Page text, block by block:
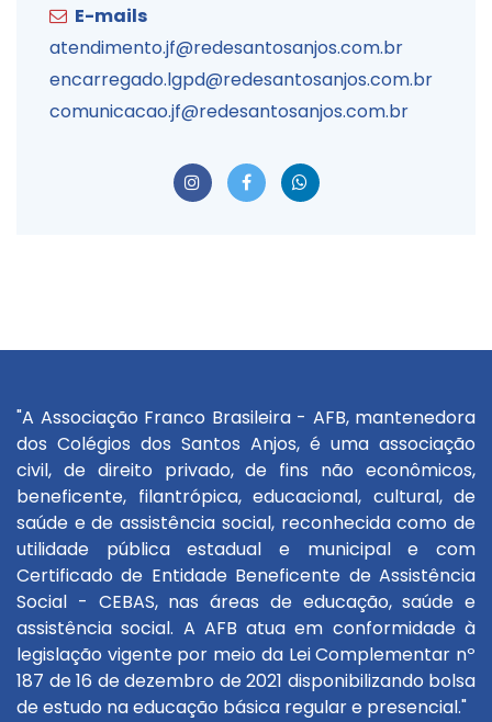
E-mails
atendimento.jf@redesantosanjos.com.br
encarregado.lgpd@redesantosanjos.com.br
comunicacao.jf@redesantosanjos.com.br
"A Associação Franco Brasileira - AFB, mantenedora
dos Colégios dos Santos Anjos, é uma associação
civil, de direito privado, de fins não econômicos,
beneficente, filantrópica, educacional, cultural, de
saúde e de assistência social, reconhecida como de
utilidade pública estadual e municipal e com
Certificado de Entidade Beneficente de Assistência
Social - CEBAS, nas áreas de educação, saúde e
assistência social. A AFB atua em conformidade à
legislação vigente por meio da Lei Complementar nº
187 de 16 de dezembro de 2021 disponibilizando bolsa
de estudo na educação básica regular e presencial."